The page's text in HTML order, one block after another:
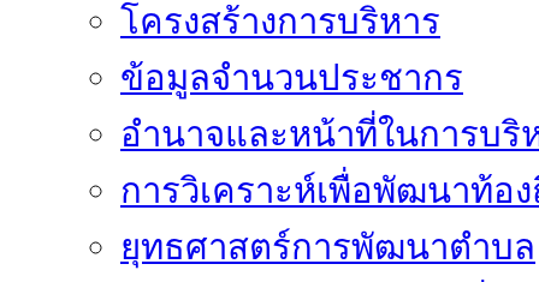
โครงสร้างการบริหาร
ข้อมูลจำนวนประชากร
อำนาจและหน้าที่ในการบริ
การวิเคราะห์เพื่อพัฒนาท้อ
ยุทธศาสตร์การพัฒนาตำบล